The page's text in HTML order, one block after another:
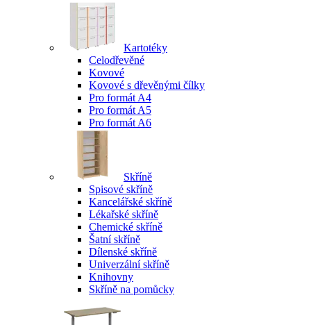
Kartotéky
Celodřevěné
Kovové
Kovové s dřevěnými čílky
Pro formát A4
Pro formát A5
Pro formát A6
Skříně
Spisové skříně
Kancelářské skříně
Lékařské skříně
Chemické skříně
Šatní skříně
Dílenské skříně
Univerzální skříně
Knihovny
Skříně na pomůcky